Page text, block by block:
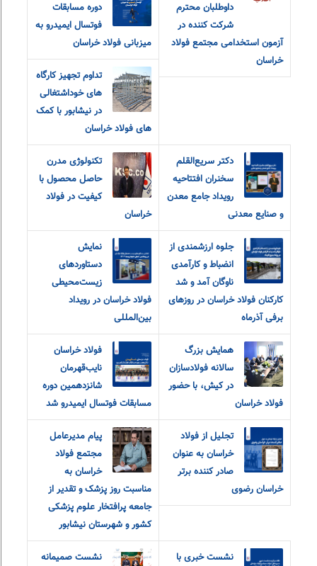
داوطلبان محترم
شرکت کننده در
آزمون استخدامی مجتمع فولاد
خراسان
دوره مسابقات
فوتسال ایمیدرو به
میزبانی فولاد خراسان
تداوم تجهیز کارگاه
های خوداشتغالی
در نیشابور با کمک
های فولاد خراسان
دکتر سریع‌القلم
سخنران افتتاحیه
رویداد جامع معدن
و صنایع معدنی
تکنولوژی مدرن
حاصل محصول با
کیفیت در فولاد
خراسان
جلوه ارزشمندی از
انضباط و کارآمدی
ناوگان آمد و شد
کارکنان فولاد خراسان در روزهای
برفی آذرماه
نمایش
دستاوردهای
زیست‌محیطی
فولاد خراسان در رویداد
بین‌المللی
همایش بزرگ
سالانه فولادسازان
در کیش، با حضور
فولاد خراسان
فولاد خراسان
نایب‌قهرمان
شانزدهمین دوره
مسابقات فوتسال ایمیدرو شد
تجلیل از فولاد
خراسان به عنوان
صادر کننده برتر
خراسان رضوی
پیام مدیرعامل
مجتمع فولاد
خراسان به
مناسبت روز پزشک و تقدیر از
جامعه پرافتخار علوم پزشکی
کشور و شهرستان نیشابور
نشست خبری با
نشست صمیمانه